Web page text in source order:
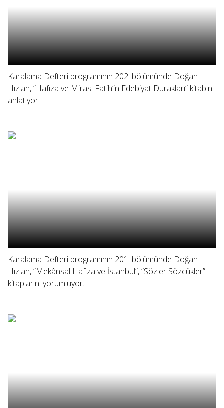
Karalama Defteri programının 202. bölümünde Doğan
Hızlan, “Hafıza ve Miras: Fatih’in Edebiyat Durakları” kitabını
anlatıyor.
Karalama Defteri programının 201. bölümünde Doğan
Hızlan, “Mekânsal Hafıza ve İstanbul”, “Sözler Sözcükler”
kitaplarını yorumluyor.